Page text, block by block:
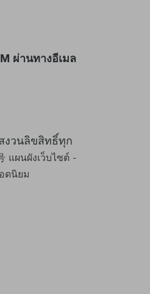
ผ่านทางอีเมล
งวนลิขสิทธิ์ทุก
แผนผังเว็บไซต์ -
ดนิยม